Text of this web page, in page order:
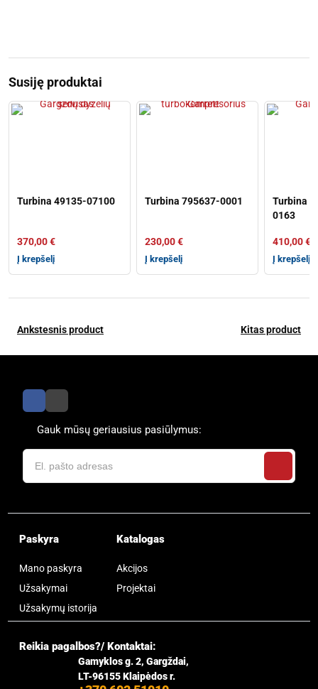
Susiję produktai
Turbina 49135-07100
370,00€
Į krepšelį
Turbina 795637-0001
230,00€
Į krepšelį
Turbina
0163
410,00€
Į krepšelį
Ankstesnis product Kitas product
Gauk mūsų geriausius pasiūlymus:
Paskyra
Mano paskyra
Užsakymai
Užsakymų istorija
Katalogas
Akcijos
Projektai
Reikia pagalbos?/ Kontaktai:
Gamyklos g. 2, Gargždai,
LT-96155 Klaipėdos r.